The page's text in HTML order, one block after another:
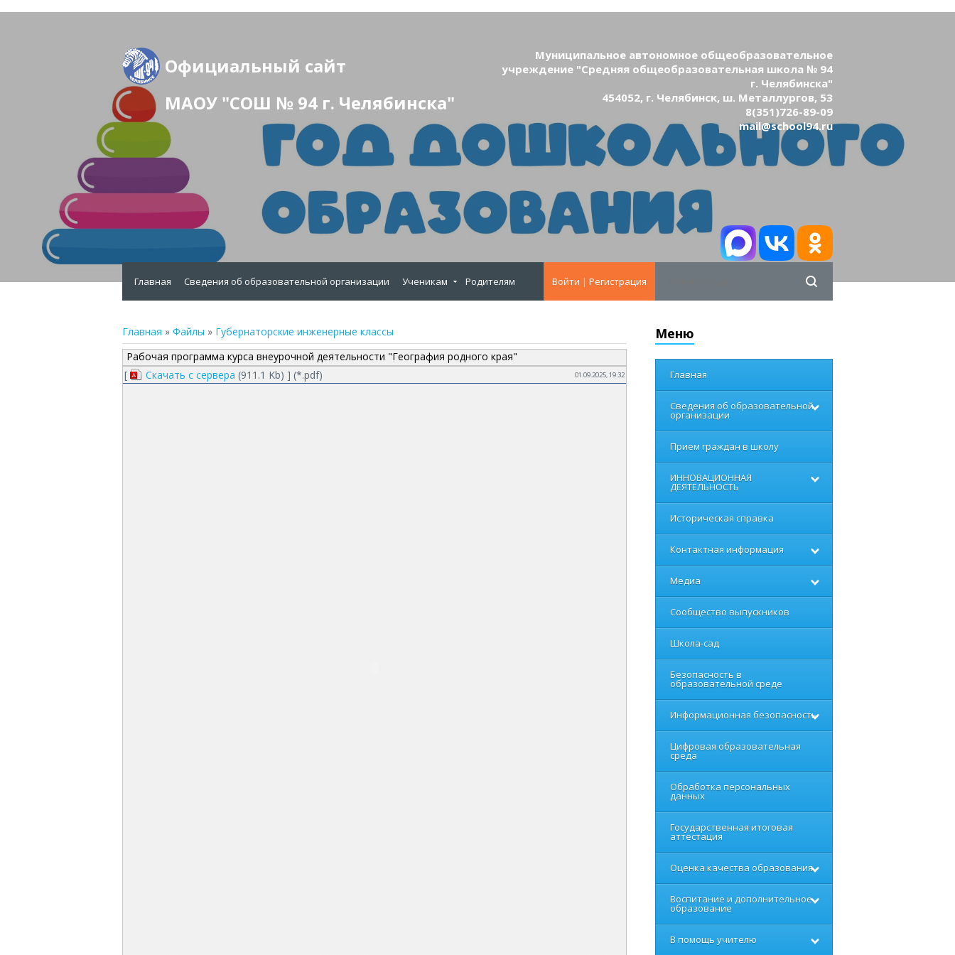
Официальный сайт
МАОУ "СОШ № 94 г. Челябинска"
Муниципальное автономное общеобразовательное
учреждение "Средняя общеобразовательная школа № 94
г. Челябинска"
454052, г. Челябинск, ш. Металлургов, 53
8(351)726-89-09
mail@school94.ru
Войти | Регистрация
Главная Сведения об образовательной организации Ученикам Родителям
Главная » Файлы » Губернаторские инженерные классы
Рабочая программа курса внеурочной деятельности "География родного края"
[
Скачать с сервера (911.1 Kb) ] (*.pdf) 01.09.2025, 19:32
Меню
Главная
Сведения об образовательной
организации
Прием граждан в школу
ИННОВАЦИОННАЯ
ДЕЯТЕЛЬНОСТЬ
Историческая справка
Контактная информация
Медиа
Сообщество выпускников
Школа-сад
Безопасность в
образовательной среде
Информационная безопасность
Цифровая образовательная
среда
Обработка персональных
данных
Государственная итоговая
аттестация
Оценка качества образования
Воспитание и дополнительное
образование
В помощь учителю